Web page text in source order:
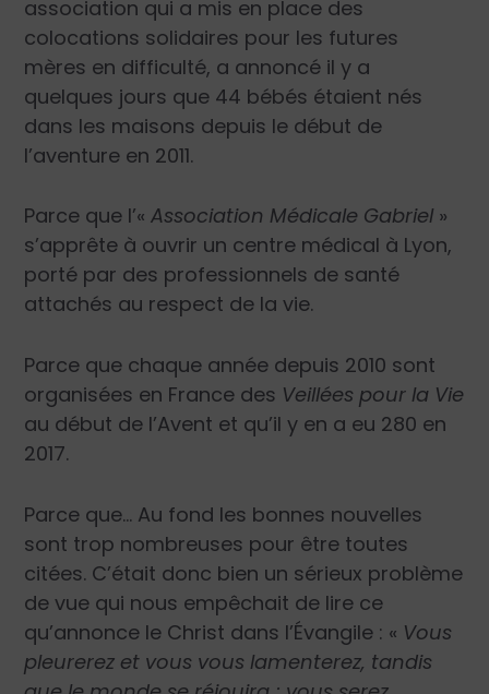
association qui a mis en place des
colocations solidaires pour les futures
mères en difficulté, a annoncé il y a
quelques jours que 44 bébés étaient nés
dans les maisons depuis le début de
l’aventure en 2011.
Parce que l’«Association Médicale Gabriel »
s’apprête à ouvrir un centre médical à Lyon,
porté par des professionnels de santé
attachés au respect de la vie.
Parce que chaque année depuis 2010 sont
organisées en France des Veillées pour la Vie
au début de l’Avent et qu’il y en a eu 280 en
2017.
Parce que… Au fond les bonnes nouvelles
sont trop nombreuses pour être toutes
citées. C’était donc bien un sérieux problème
de vue qui nous empêchait de lire ce
qu’annonce le Christ dans l’Évangile : « Vous
pleurerez et vous vous lamenterez, tandis